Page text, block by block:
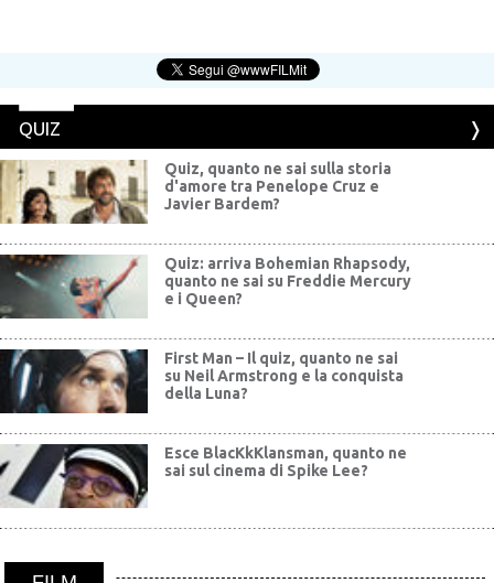
QUIZ
Quiz, quanto ne sai sulla storia
d'amore tra Penelope Cruz e
Javier Bardem?
Quiz: arriva Bohemian Rhapsody,
quanto ne sai su Freddie Mercury
e i Queen?
First Man – Il quiz, quanto ne sai
su Neil Armstrong e la conquista
della Luna?
Esce BlacKkKlansman, quanto ne
sai sul cinema di Spike Lee?